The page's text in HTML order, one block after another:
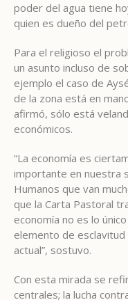
poder del agua tiene
quien es dueño del
Para el religioso el
un asunto incluso de
ejemplo el caso de
de la zona está en
afirmó, sólo está
económicos.
“La economía es
importante en nuestra
Humanos que van
que la Carta Pastoral
economía no es lo
elemento de esclavitud
actual”, sostuvo.
Con esta mirada se
centrales; la lucha